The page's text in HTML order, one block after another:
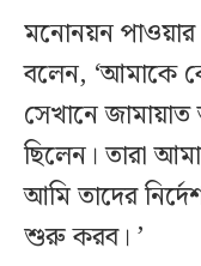
মনোনয়ন পাওয়ার
বলেন, ‘আমাকে
সেখানে জামায়াত
ছিলেন। তারা
আমি তাদের
শুরু করব। ’